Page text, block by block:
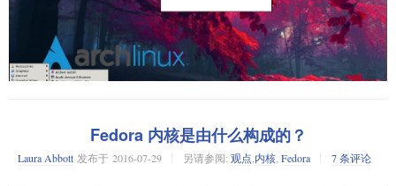
基于最新 Arch Linux 技术的 ArchEX Build 160724 发布，在这个发行版中
包括了最新的软件包，比如Linux内核4.6.4。据该操作系统开发者 Arne
Fedora 内核是由什么构成的？
Laura Abbott 发布于 2016-07-29 另请参阅: 观点 内核 Fedora 7 条评论